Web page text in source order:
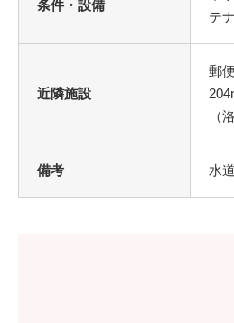
条件・設備
テ
近隣施設
郵
（
備考 水